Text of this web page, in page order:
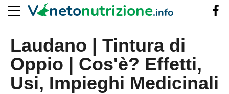
Laudano | Tintura di
Oppio | Cos'è? Effetti,
Usi, Impieghi Medicinali
V netonutrizione.info